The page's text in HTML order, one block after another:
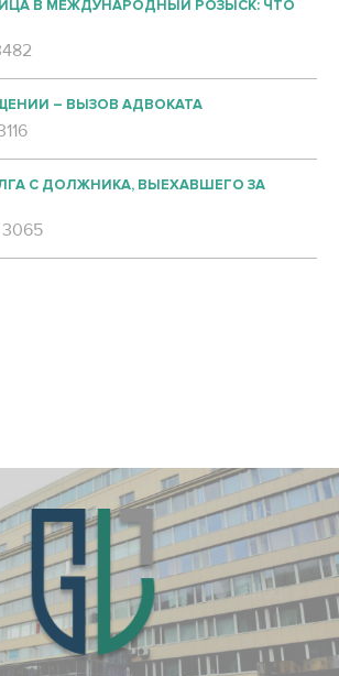
В МЕЖДУНАРОДНЫЙ РОЗЫСК: ЧТО
– ВЫЗОВ АДВОКАТА
С ДОЛЖНИКА, ВЫЕХАВШЕГО ЗА
3065